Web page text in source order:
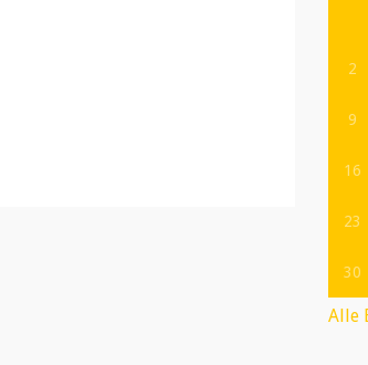
2
9
16
23
30
Alle